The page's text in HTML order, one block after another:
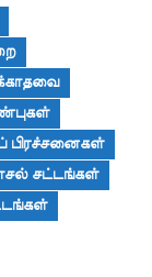
பிரச்சனைகள்
சட்டங்கள்